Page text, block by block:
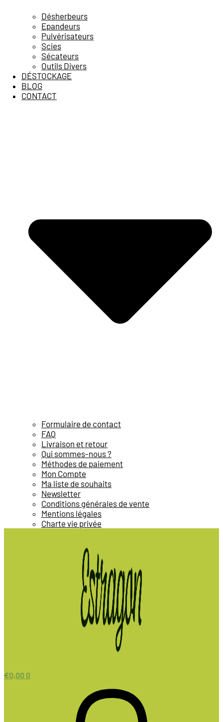
Désherbeurs
Epandeurs
Pulvérisateurs
Scies
Sécateurs
Outils Divers
DÉSTOCKAGE
BLOG
CONTACT
Formulaire de contact
FAQ
Livraison et retour
Qui sommes-nous ?
Méthodes de paiement
Mon Compte
Ma liste de souhaits
Newsletter
Conditions générales de vente
Mentions légales
Charte vie privée
€0,00 0